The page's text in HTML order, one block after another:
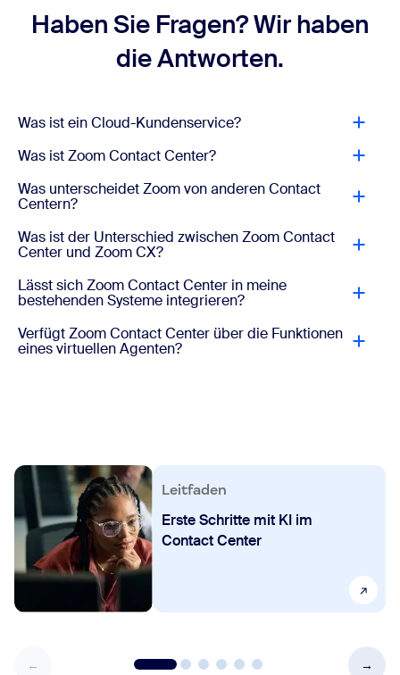
Haben Sie Fragen? Wir haben
die Antworten.
Was ist ein Cloud-Kundenservice?
Was ist Zoom Contact Center?
Was unterscheidet Zoom von anderen Contact
Centern?
Was ist der Unterschied zwischen Zoom Contact
Center und Zoom CX?
Lässt sich Zoom Contact Center in meine
bestehenden Systeme integrieren?
Verfügt Zoom Contact Center über die Funktionen
eines virtuellen Agenten?
Leitfaden
Erste Schritte mit KI im
Contact Center